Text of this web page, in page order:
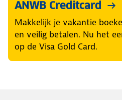
ANWB Creditcard
Makkelijk je vakantie
en veilig betalen. Nu het
op de Visa Gold Card.